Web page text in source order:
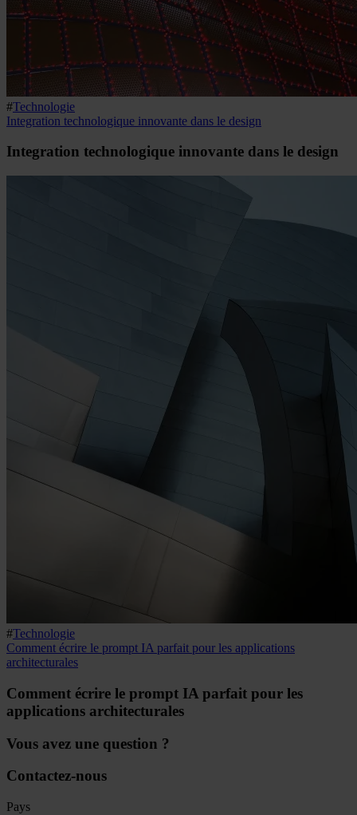
#Technologie
Integration technologique innovante dans le design
Integration technologique innovante dans le design
#Technologie
Comment écrire le prompt IA parfait pour les applications
architecturales
Comment écrire le prompt IA parfait pour les
applications architecturales
Vous avez une question ?
Contactez-nous
Pays